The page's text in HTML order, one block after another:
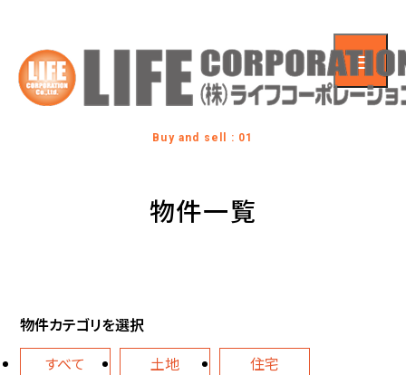
Buy and sell : 01
物件一覧
物件カテゴリを選択
すべて
土地
住宅